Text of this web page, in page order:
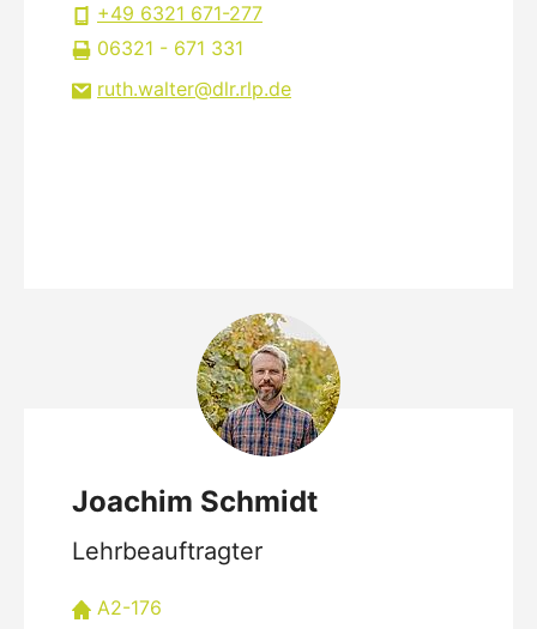
+49 6321 671-277
06321 - 671 331
ruth.walter
dlr.rlp de
Joachim Schmidt
Lehrbeauftragter
A2-176